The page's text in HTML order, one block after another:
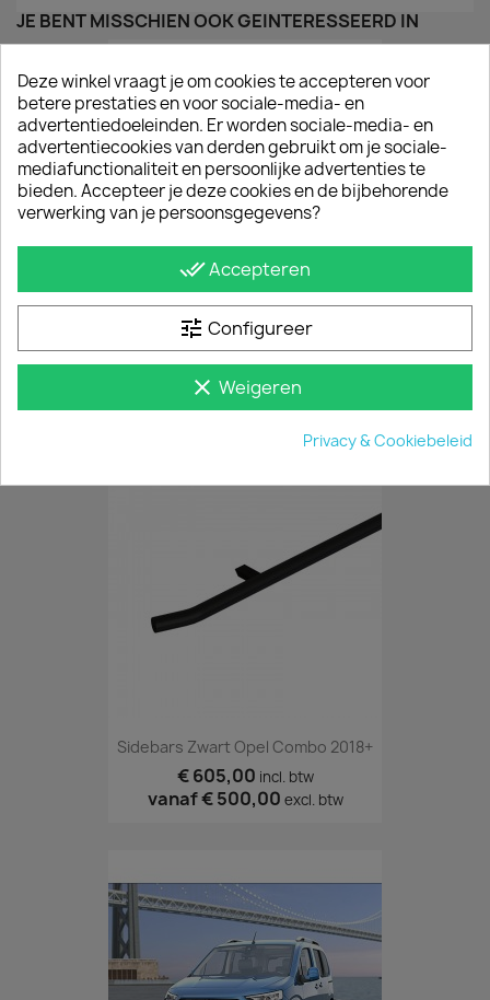
JE BENT MISSCHIEN OOK GEÏNTERESSEERD IN
Crossbar Opel Combo 2018+
€ 423,50incl. btw
vanaf€ 350,00excl. btw
Sidebars Zwart Opel Combo 2018+
€ 605,00 incl. btw
vanaf€ 500,00 excl. btw
Deze winkel vraagt je om cookies te accepteren voor
betere prestaties en voor sociale-media- en
advertentiedoeleinden. Er worden sociale-media- en
advertentiecookies van derden gebruikt om je sociale-
mediafunctionaliteit en persoonlijke advertenties te
bieden. Accepteer je deze cookies en de bijbehorende
verwerking van je persoonsgegevens?
done_allAccepteren
tune Configureer
clear Weigeren
Privacy & Cookiebeleid